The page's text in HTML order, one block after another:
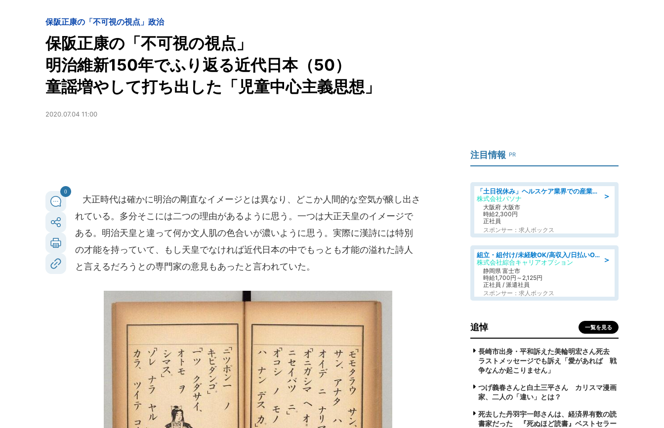
保阪正康の「不可視の視点」 政治
保阪正康の「不可視の視点」
明治維新150年でふり返る近代日本（50）
童謡増やして打ち出した「児童中心主義思想」
2020.07.04 11:00
0
大正時代は確かに明治の剛直なイメージとは異なり、どこか人間的な空気が醸し出さ
れている。多分そこには二つの理由があるように思う。一つは大正天皇のイメージで
ある。明治天皇と違って何か文人肌の色合いが濃いように思う。実際に漢詩には特別
の才能を持っていて、もし天皇でなければ近代日本の中でもっとも才能の溢れた詩人
と言えるだろうとの専門家の意見もあったと言われていた。
注目情報 PR
＞
「土日祝休み」ヘルスケア業界での産業保健師業務/看護師/高時給/要資格:正看護師
株式会社パソナ
大阪府 大阪市
時給2,300円
正社員
スポンサー：求人ボックス
＞
組立・組付け/未経験OK/高収入/日払いOK/交替制/20・30・40代活躍中
株式会社綜合キャリアオプション
静岡県 富士市
時給1,700円～2,125円
正社員 / 派遣社員
スポンサー：求人ボックス
追悼 一覧を見る
長崎市出身・平和訴えた美輪明宏さん死去
ラストメッセージでも訴え「愛があれば 戦
争なんか起こりません」
つげ義春さんと白土三平さん カリスマ漫画
家、二人の「違い」とは？
死去した丹羽宇一郎さんは、経済界有数の読
書家だった 『死ぬほど読書』ベストセラー